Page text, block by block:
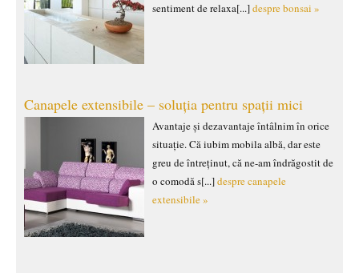
sentiment de relaxa[...]despre bonsai »
Canapele extensibile – soluția pentru spații mici
Avantaje și dezavantaje întâlnim în orice
situație. Că iubim mobila albă, dar este
greu de întreținut, că ne-am îndrăgostit de
o comodă s[...]despre canapele
extensibile »